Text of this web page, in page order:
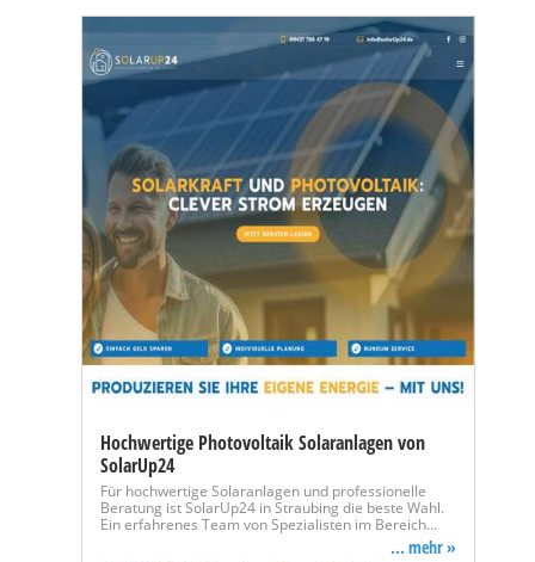
Hochwertige Photovoltaik Solaranlagen von
SolarUp24
Für hochwertige Solaranlagen und professionelle
Beratung ist SolarUp24 in Straubing die beste Wahl.
Ein erfahrenes Team von Spezialisten im Bereich…
... mehr »